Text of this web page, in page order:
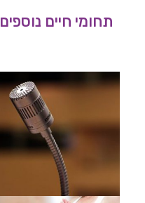
תחומי חיים נוספים